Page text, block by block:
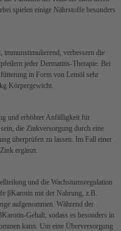
spielen einige Nährstoffe besonders
immunstimulierend, verbessern die
jeder Dermatitis-Therapie. Bei
in Form von Leinöl sehr
Körpergewicht.
und erhöhter Anfälligkeit für
die Zinkversorgung durch eine
überprüfen zu lassen. Im Fall einer
ergänzt.
und die Wachstumsregulation
βKarotin mit der Nahrung, z.B.
aufgenommen. Während der
Gehalt, sodass es besonders in
kann. Um eine Überversorgung